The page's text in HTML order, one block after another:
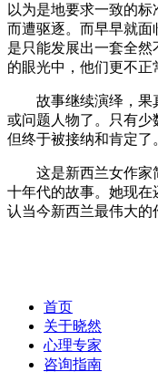
以为是地要求一致的
而遭驱逐。而早早就
是只能发展出一套全
的眼光中，他们更不正
故事继续演绎，果
或问题人物了。只有少
但终于被接纳和肯定了
这是新西兰女作家简
十年代的故事。她现
认当今新西兰最伟大的
首页
关于晓然
心理专家
咨询指南